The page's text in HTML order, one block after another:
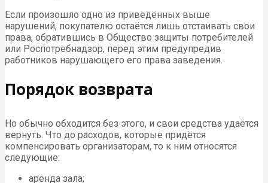
Если произошло одно из приведённых выше
нарушений, покупателю остаётся лишь отстаивать свои
права, обратившись в Общество защиты потребителей
или Роспотребнадзор, перед этим предупредив
работников нарушающего его права заведения.
Порядок возврата